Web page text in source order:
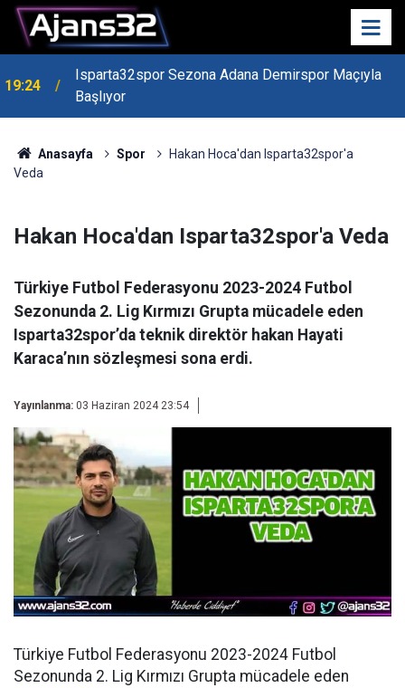
19:24
Isparta32spor Sezona Adana Demirspor Maçıyla
Başlıyor
19:22
Isparta Kredi Batağında
Anasayfa Spor
Hakan Hoca'dan Isparta32spor'a
Veda
Hakan Hoca'dan Isparta32spor'a Veda
Türkiye Futbol Federasyonu 2023-2024 Futbol
Sezonunda 2. Lig Kırmızı Grupta mücadele eden
Isparta32spor’da teknik direktör hakan Hayati
Karaca’nın sözleşmesi sona erdi.
Yayınlanma: 03 Haziran 2024 23:54
Türkiye Futbol Federasyonu 2023-2024 Futbol
Sezonunda 2. Lig Kırmızı Grupta mücadele eden